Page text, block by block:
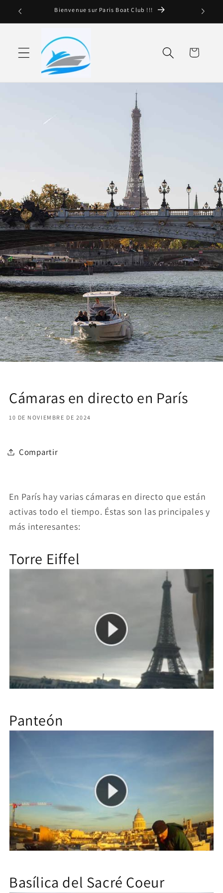
pasar al
contenido
Bienvenue sur Paris Boat Club !!!
Cesta
Cámaras en directo en París
10 DE NOVIEMBRE DE 2024
Compartir
En París hay varias cámaras en directo que están
activas todo el tiempo. Éstas son las principales y
más interesantes:
Torre Eiffel
Panteón
Basílica del Sacré Coeur